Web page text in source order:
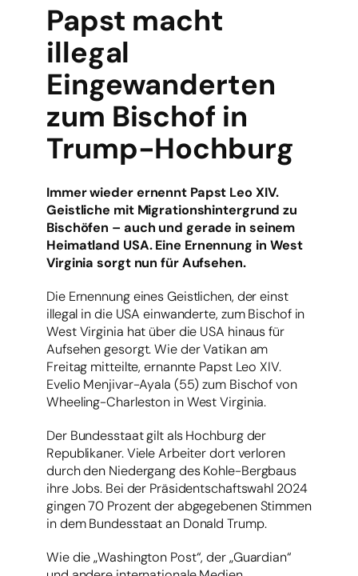
Papst macht
illegal
Eingewanderten
zum Bischof in
Trump-Hochburg
Immer wieder ernennt Papst Leo XIV.
Geistliche mit Migrationshintergrund zu
Bischöfen – auch und gerade in seinem
Heimatland USA. Eine Ernennung in West
Virginia sorgt nun für Aufsehen.
Die Ernennung eines Geistlichen, der einst
illegal in die USA einwanderte, zum Bischof in
West Virginia hat über die USA hinaus für
Aufsehen gesorgt. Wie der Vatikan am
Freitag mitteilte, ernannte Papst Leo XIV.
Evelio Menjivar-Ayala (55) zum Bischof von
Wheeling-Charleston in West Virginia.
Der Bundesstaat gilt als Hochburg der
Republikaner. Viele Arbeiter dort verloren
durch den Niedergang des Kohle-Bergbaus
ihre Jobs. Bei der Präsidentschaftswahl 2024
gingen 70 Prozent der abgegebenen Stimmen
in dem Bundesstaat an Donald Trump.
Wie die „Washington Post“, der „Guardian“